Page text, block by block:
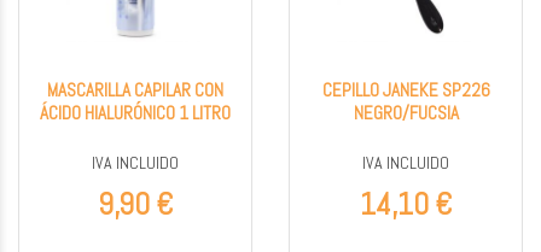
MASCARILLA CAPILAR CON
ÁCIDO HIALURÓNICO 1 LITRO
IVA INCLUIDO
9,90 €
CEPILLO JANEKE SP226
NEGRO/FUCSIA
IVA INCLUIDO
14,10 €